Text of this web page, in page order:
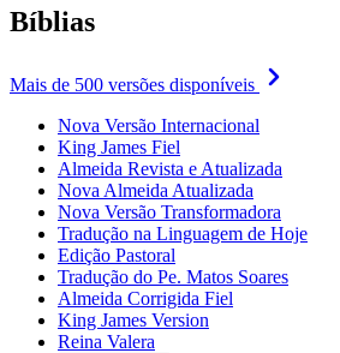
Bíblias
Mais de 500 versões disponíveis
Nova Versão Internacional
King James Fiel
Almeida Revista e Atualizada
Nova Almeida Atualizada
Nova Versão Transformadora
Tradução na Linguagem de Hoje
Edição Pastoral
Tradução do Pe. Matos Soares
Almeida Corrigida Fiel
King James Version
Reina Valera